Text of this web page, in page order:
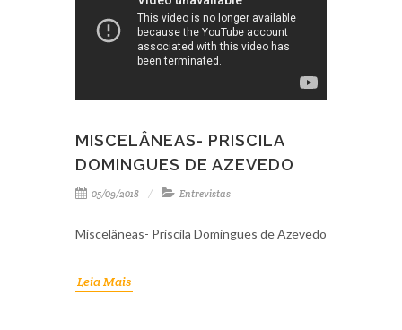
MISCELÂNEAS- PRISCILA
DOMINGUES DE AZEVEDO
05/09/2018 Entrevistas
Miscelâneas- Priscila Domingues de Azevedo
Leia Mais